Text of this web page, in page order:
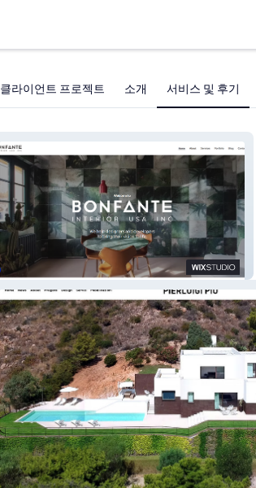
클라이언트 프로젝트 소개 서비스 및 후기
Bonfante USA